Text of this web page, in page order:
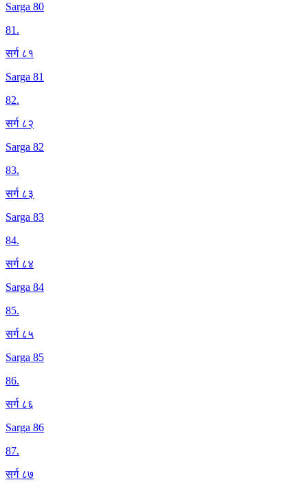
Sarga 80
81.
सर्ग ८१
Sarga 81
82.
सर्ग ८२
Sarga 82
83.
सर्ग ८३
Sarga 83
84.
सर्ग ८४
Sarga 84
85.
सर्ग ८५
Sarga 85
86.
सर्ग ८६
Sarga 86
87.
सर्ग ८७